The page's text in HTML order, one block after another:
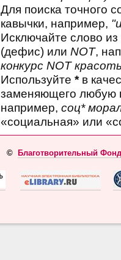
Для поиска точного
кавычки, например,
Исключайте слово
(дефис) или NOT,
конкурс NOT
Используйте *в
заменяющего любую
например, соц*
«социальная» или
© Благотворительный